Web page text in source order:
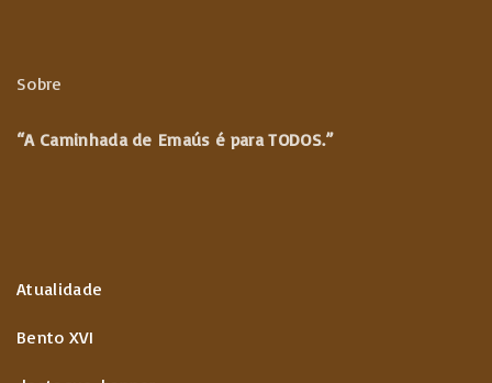
Sobre
“A Caminhada de Emaús é para TODOS.”
Atualidade
Bento XVI